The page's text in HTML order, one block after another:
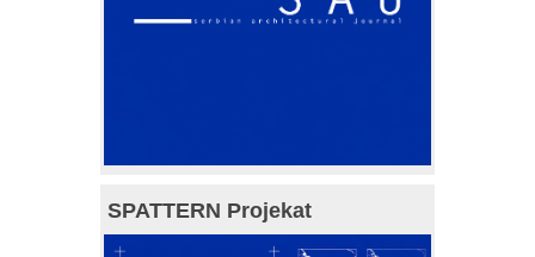
SPATTERN Projekat